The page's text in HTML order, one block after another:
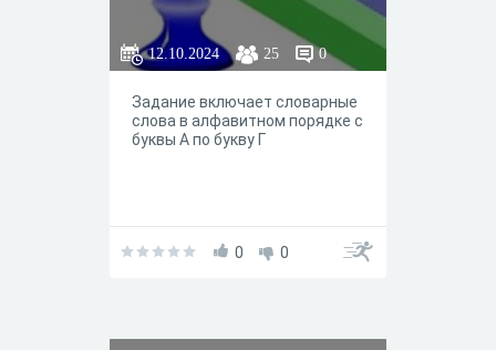
12.10.2024 25 0
Задание включает словарные
слова в алфавитном порядке с
буквы А по букву Г
0 0